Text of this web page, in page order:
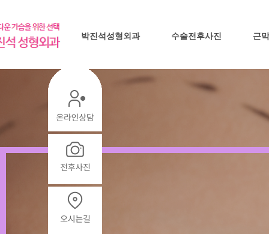
박진석성형외과 수술전후사진 근